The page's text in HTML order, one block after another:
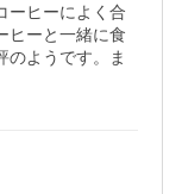
ーヒーによく合
ヒーと一緒に食
のようです。ま